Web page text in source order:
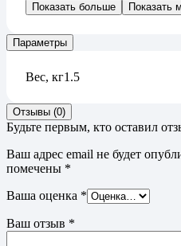
Показать больше Показать
Параметры
Вес, кг1.5
Отзывы (0)
Будьте первым, кто оставил
Ваш адрес email не будет
помечены *
Ваша оценка *
Ваш отзыв *